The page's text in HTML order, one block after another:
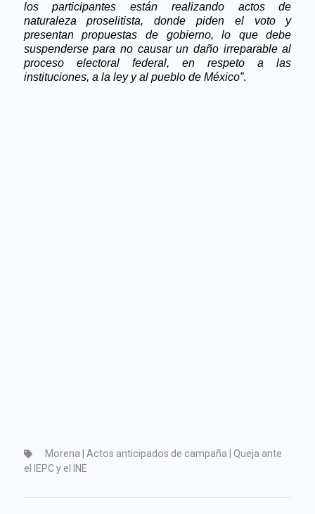
los participantes están realizando actos de
naturaleza proselitista, donde piden el voto y
presentan propuestas de gobierno, lo que debe
suspenderse para no causar un daño irreparable al
proceso electoral federal, en respeto a las
instituciones, a la ley y al pueblo de México”.
Morena | Actos anticipados de campaña | Queja ante
el IEPC y el INE